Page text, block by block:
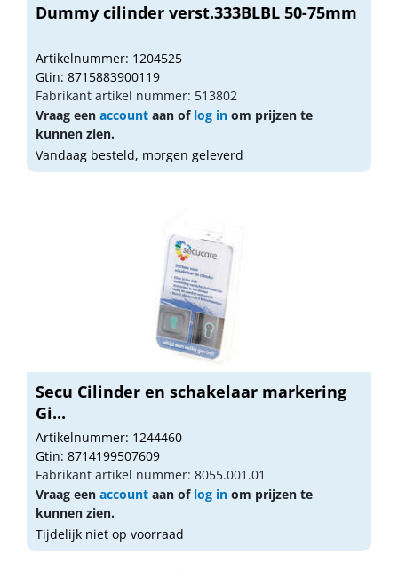
Dummy cilinder verst.333BLBL 50-75mm
Artikelnummer: 1204525
Gtin: 8715883900119
Fabrikant artikel nummer: 513802
Vraag een account aan of log in om prijzen te
kunnen zien.
Vandaag besteld, morgen geleverd
Secu Cilinder en schakelaar markering
Gi...
Artikelnummer: 1244460
Gtin: 8714199507609
Fabrikant artikel nummer: 8055.001.01
Vraag een account aan of log in om prijzen te
kunnen zien.
Tijdelijk niet op voorraad